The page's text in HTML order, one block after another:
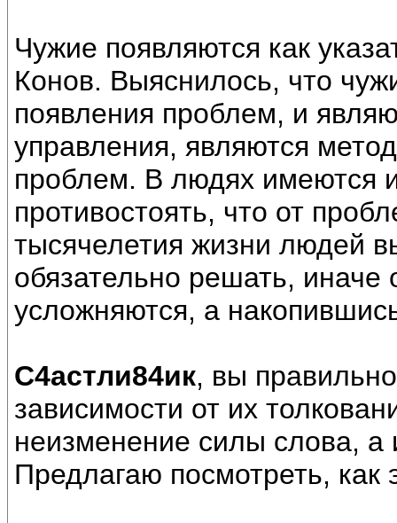
Чужие появляются как
Конов. Выяснилось, что
появления проблем, и
управления, являются
проблем. В людях имеются
противостоять, что от
тысячелетия жизни людей
обязательно решать,
усложняются, а
С4астли84ик, вы
зависимости от их
неизменение силы слова, а
Предлагаю посмотреть,